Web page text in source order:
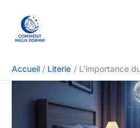
contenu
Accueil Literie L’importance